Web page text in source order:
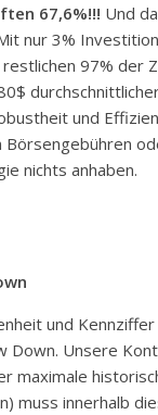
67,6%!!! Und
nur 3%
97% der
und
Börsengebühren
nichts anhaben.
und
Down. Unsere
maximale
muss innerhalb